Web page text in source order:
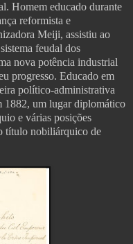
Homem educado durante
reformista e
Meiji, assistiu ao
feudal dos
nova potência industrial
progresso. Educado em
político-administrativa
1882, um lugar diplomático
e várias posições
título nobiliárquico de